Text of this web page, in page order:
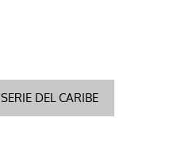
SERIE DEL CARIBE